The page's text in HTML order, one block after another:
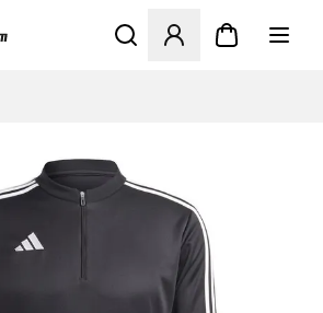
Ανοίγει ένα Modal για να